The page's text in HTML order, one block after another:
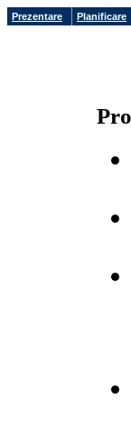
Prezentare Planificare